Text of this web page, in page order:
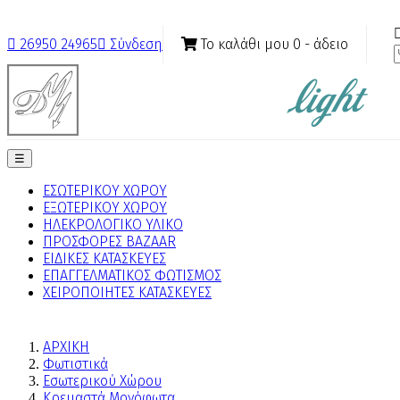
 26950 24965 Σύνδεση Το καλάθι μου 0 - άδειο
Toggle
navigation
☰
ΕΣΩΤΕΡΙΚΟΥ ΧΩΡΟΥ
ΕΞΩΤΕΡΙΚΟΥ ΧΩΡΟΥ
ΗΛΕΚΡΟΛΟΓΙΚΟ ΥΛΙΚΟ
ΠΡΟΣΦΟΡΕΣ BAZAAR
ΕΙΔΙΚΕΣ ΚΑΤΑΣΚΕΥΕΣ
ΕΠΑΓΓΕΛΜΑΤΙΚΟΣ ΦΩΤΙΣΜΟΣ
ΧΕΙΡΟΠΟΙΗΤΕΣ ΚΑΤΑΣΚΕΥΕΣ
ΑΡΧΙΚΗ
Φωτιστικά
Εσωτερικού Χώρου